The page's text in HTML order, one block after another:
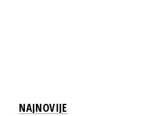
NAJNOVIJE